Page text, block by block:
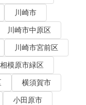
川崎市
川崎市中原区
川崎市宮前区
相模原市緑区
横須賀市
小田原市